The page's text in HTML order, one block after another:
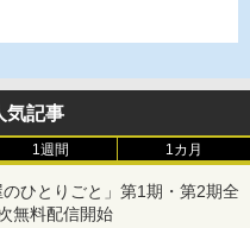
気記事
1週間 1カ月
ひとりごと」第1期・第2期全
無料配信開始